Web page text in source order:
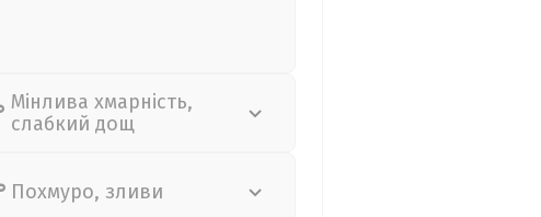
Мінлива хмарність,
слабкий дощ
Похмуро, зливи